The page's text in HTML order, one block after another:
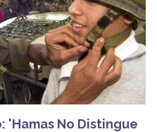
'Hamas No Distingue